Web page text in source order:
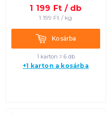
1 199 Ft / db
1 199 Ft / kg
KosárbaKosárba
1 karton = 6 db
+1 karton a kosárba